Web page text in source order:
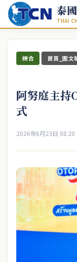
泰
THAI
綜合 首頁_圖文
阿努庭主
式
2026年6月23日 08:20